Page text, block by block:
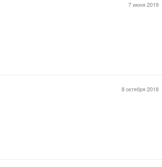
7 июня 2019
8 октября 2018